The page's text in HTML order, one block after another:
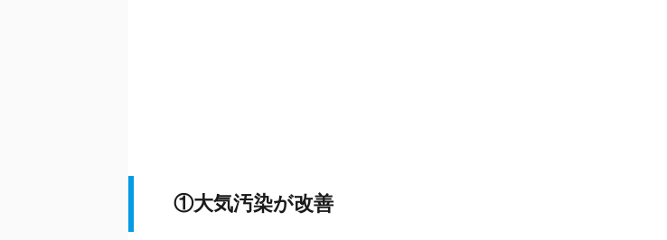
①大気汚染が改善